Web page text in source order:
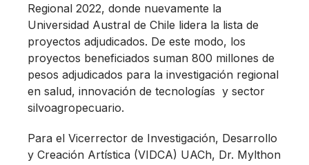
Regional 2022, donde nuevamente la
Universidad Austral de Chile lidera la lista de
proyectos adjudicados. De este modo, los
proyectos beneficiados suman 800 millones de
pesos adjudicados para la investigación regional
en salud, innovación de tecnologías y sector
silvoagropecuario.
Para el Vicerrector de Investigación, Desarrollo
y Creación Artística (VIDCA) UACh, Dr. Mylthon